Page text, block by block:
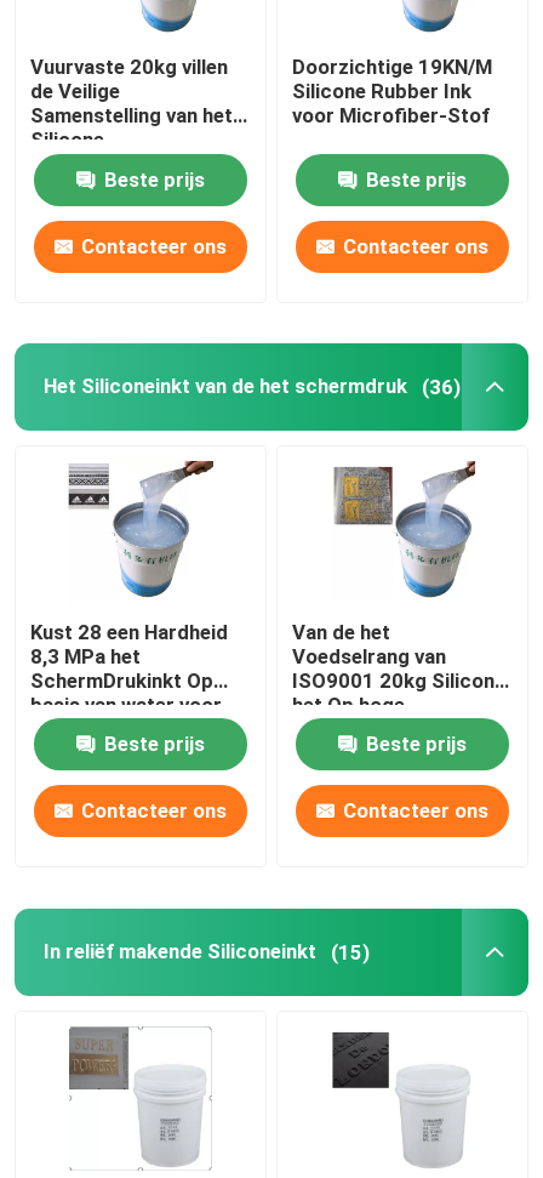
Silicone Rubberkleefstof
Silicone Rubberpigment
Silicone Rubberkatalysator
Vuurvaste 20kg villen
de Veilige
Samenstelling van het
Silicone
Rubberafgietsel
Beste prijs
Contacteer ons
Doorzichtige 19KN/M
Silicone Rubber Ink
voor Microfiber-Stof
Beste prijs
Contacteer ons
Het Siliconeinkt van de het schermdruk (36)
Kust 28 een Hardheid
8,3 MPa het
SchermDrukinkt Op
basis van water voor
Elastische Singelband
Beste prijs
Contacteer ons
Van de het
Voedselrang van
ISO9001 20kg Silicone
het Op hoge
temperatuur voor
Kleurendeklaag
Beste prijs
Contacteer ons
In reliëf makende Siliconeinkt (15)